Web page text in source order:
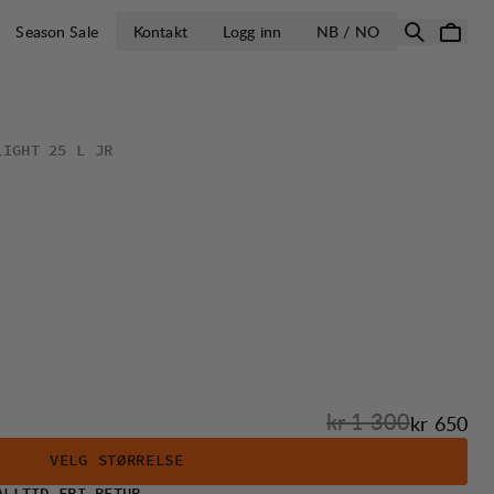
Season Sale Kontakt Logg inn NB / NOÅPNE VELG
25 L JR
Originalpris:
kr 1 300Salgspris
kr 650
VELG STØRRELSE